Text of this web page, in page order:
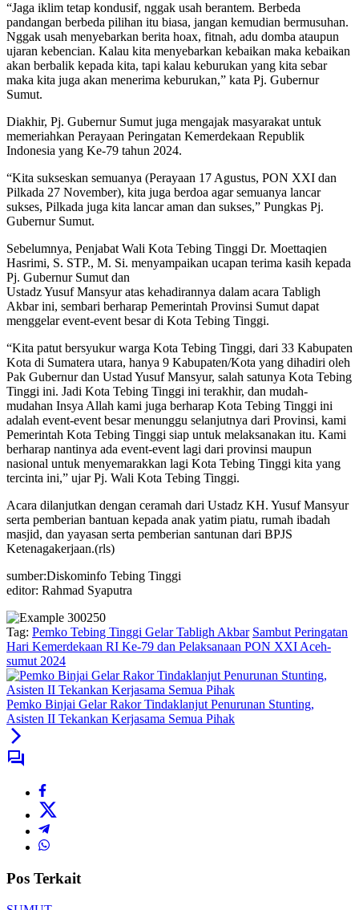
“Jaga iklim tetap kondusif, nggak usah berantem. Berbeda
pandangan berbeda pilihan itu biasa, jangan kemudian bermusuhan.
Nggak usah menyebarkan berita hoax, fitnah, adu domba ataupun
ujaran kebencian. Kalau kita menyebarkan kebaikan maka kebaikan
akan berbalik kepada kita, tapi kalau keburukan yang kita sebar
maka kita juga akan menerima keburukan,” kata Pj. Gubernur
Sumut.
Diakhir, Pj. Gubernur Sumut juga mengajak masyarakat untuk
memeriahkan Perayaan Peringatan Kemerdekaan Republik
Indonesia yang Ke-79 tahun 2024.
“Kita sukseskan semuanya (Perayaan 17 Agustus, PON XXI dan
Pilkada 27 November), kita juga berdoa agar semuanya lancar
sukses, Pilkada juga kita lancar aman dan sukses,” Pungkas Pj.
Gubernur Sumut.
Sebelumnya, Penjabat Wali Kota Tebing Tinggi Dr. Moettaqien
Hasrimi, S. STP., M. Si. menyampaikan ucapan terima kasih kepada
Pj. Gubernur Sumut dan
Ustadz Yusuf Mansyur atas kehadirannya dalam acara Tabligh
Akbar ini, sembari berharap Pemerintah Provinsi Sumut dapat
menggelar event-event besar di Kota Tebing Tinggi.
“Kita patut bersyukur warga Kota Tebing Tinggi, dari 33 Kabupaten
Kota di Sumatera utara, hanya 9 Kabupaten/Kota yang dihadiri oleh
Pak Gubernur dan Ustad Yusuf Mansyur, salah satunya Kota Tebing
Tinggi ini. Jadi Kota Tebing Tinggi ini terakhir, dan mudah-
mudahan Insya Allah kami juga berharap Kota Tebing Tinggi ini
adalah event-event besar menunggu selanjutnya dari Provinsi, kami
Pemerintah Kota Tebing Tinggi siap untuk melaksanakan itu. Kami
berharap nantinya ada event-event lagi dari provinsi maupun
nasional untuk menyemarakkan lagi Kota Tebing Tinggi kita yang
tercinta ini,” ujar Pj. Wali Kota Tebing Tinggi.
Acara dilanjutkan dengan ceramah dari Ustadz KH. Yusuf Mansyur
serta pemberian bantuan kepada anak yatim piatu, rumah ibadah
masjid, dan yayasan serta pemberian santunan dari BPJS
Ketenagakerjaan.(rls)
sumber:Diskominfo Tebing Tinggi
editor: Rahmad Syaputra
Tag: Pemko Tebing Tinggi Gelar Tabligh Akbar Sambut Peringatan
Hari Kemerdekaan RI Ke-79 dan Pelaksanaan PON XXI Aceh-
sumut 2024
Pemko Binjai Gelar Rakor Tindaklanjut Penurunan Stunting,
Asisten II Tekankan Kerjasama Semua Pihak
Pos Terkait